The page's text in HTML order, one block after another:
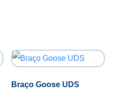
Braço Goose UDS